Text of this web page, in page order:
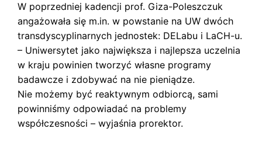
W poprzedniej kadencji prof. Giza-Poleszczuk
angażowała się m.in. w powstanie na UW dwóch
transdyscyplinarnych jednostek: DELabu i LaCH-u.
– Uniwersytet jako największa i najlepsza uczelnia
w kraju powinien tworzyć własne programy
badawcze i zdobywać na nie pieniądze.
Nie możemy być reaktywnym odbiorcą, sami
powinniśmy odpowiadać na problemy
współczesności – wyjaśnia prorektor.